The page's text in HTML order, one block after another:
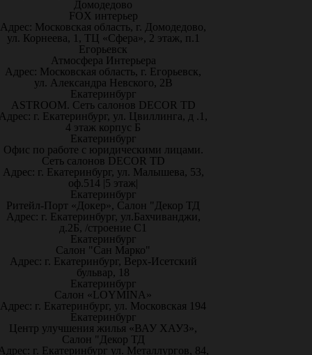
Домодедово
FOX интерьер
Адрес: Московская область, г. Домодедово,
ул. Корнеева, 1, ТЦ «Сфера», 2 этаж, п.1
Егорьевск
Атмосфера Интерьера
Адрес: Московская область, г. Егорьевск,
ул. Александра Невского, 2В
Екатеринбург
ASTROOM. Сеть салонов DECOR TD
г. Екатеринбург, ул. Цвиллинга, д .1,
4 этаж корпус Б
Екатеринбург
Офис по работе с юридическими лицами.
Сеть салонов DECOR TD
Адрес: г. Екатеринбург, ул. Малышева, 53,
оф.514 |5 этаж|
Екатеринбург
Ритейл-Порт «Докер», Салон "Декор ТД
Адрес: г. Екатеринбург, ул.Бахчиванджи,
д.2Б, /строение С1
Екатеринбург
Салон "Сан Марко"
Адрес: г. Екатеринбург, Верх-Исетский
бульвар, 18
Екатеринбург
Салон «LOYMINA»
Адрес: г. Екатеринбург, ул. Московская 194
Екатеринбург
Центр улучшения жилья «ВАУ ХАУЗ»,
Салон "Декор ТД
г. Екатеринбург ул. Металлургов, 84,